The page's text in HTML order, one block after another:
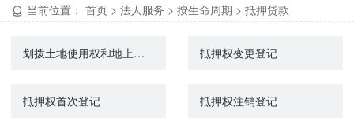
当前位置： 首页 >法人服务 >按生命周期 >抵押贷款
划拨土地使用权和地上建筑物及附着物所有权抵押审批 抵押权变更登记
抵押权首次登记 抵押权注销登记